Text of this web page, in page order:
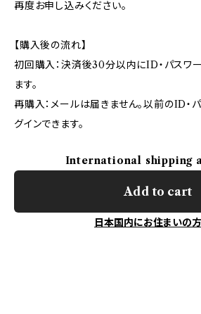
再度お申し込みください。
【購入後の流れ】
初回購入：決済後30分以内にID・パスワ
ます。
再購入：メールは届きません。以前のID・
グインできます。
International shipping
Add to cart
日本国内にお住まいの